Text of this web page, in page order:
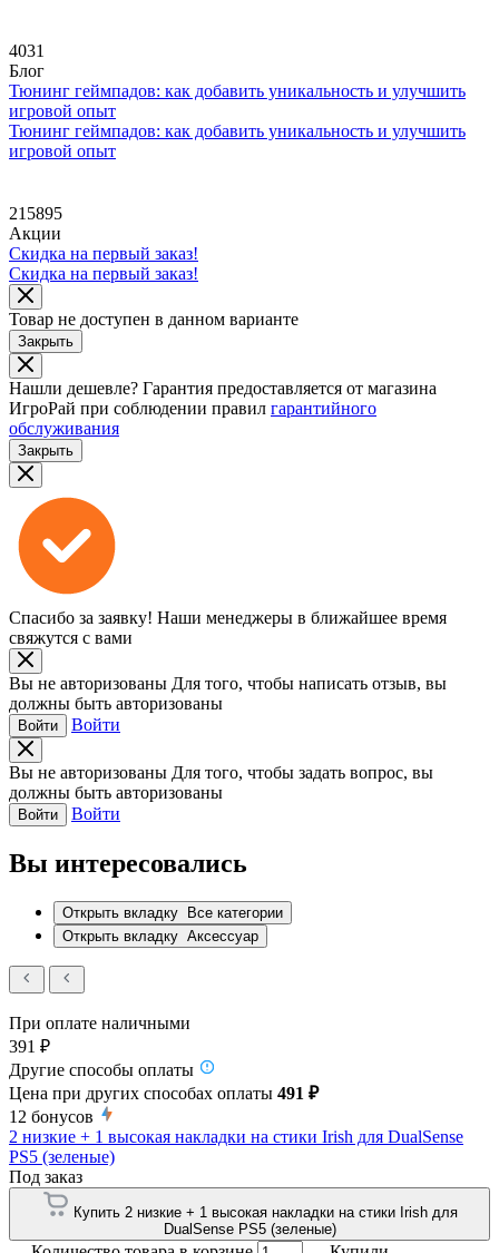
4031
Блог
Тюнинг геймпадов: как добавить уникальность и улучшить
игровой опыт
Тюнинг геймпадов: как добавить уникальность и улучшить
игровой опыт
215895
Акции
Скидка на первый заказ!
Скидка на первый заказ!
Товар не доступен в данном варианте
Закрыть
Нашли дешевле? Гарантия предоставляется от магазина
ИгроРай при соблюдении правил гарантийного
обслуживания
Закрыть
Спасибо за заявку! Наши менеджеры в ближайшее время
свяжутся с вами
Вы не авторизованы Для того, чтобы написать отзыв, вы
должны быть авторизованы
Войти Войти
Вы не авторизованы Для того, чтобы задать вопрос, вы
должны быть авторизованы
Войти Войти
Вы интересовались
Открыть вкладку
Все категории
Открыть вкладку Аксессуар
При оплате наличными
391 ₽
Другие способы оплаты
Цена при других способах оплаты 491 ₽
12 бонусов
2 низкие + 1 высокая накладки на стики Irish для DualSense
PS5 (зеленые)
Под заказ
Купить 2 низкие + 1 высокая накладки на стики Irish для
DualSense PS5 (зеленые)